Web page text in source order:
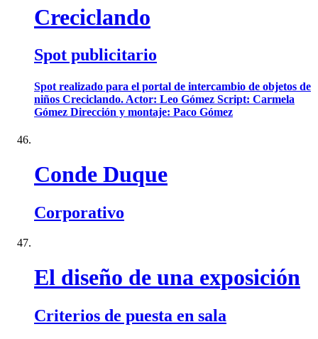
Creciclando
Spot publicitario
Spot realizado para el portal de intercambio de objetos de
niños Creciclando. Actor: Leo Gómez Script: Carmela
Gómez Dirección y montaje: Paco Gómez
Conde Duque
Corporativo
El diseño de una exposición
Criterios de puesta en sala